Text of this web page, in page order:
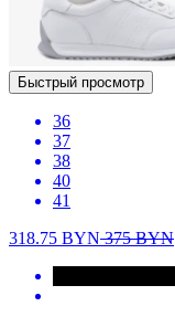
Быстрый просмотр
36
37
38
40
41
318.75 BYN375BYN